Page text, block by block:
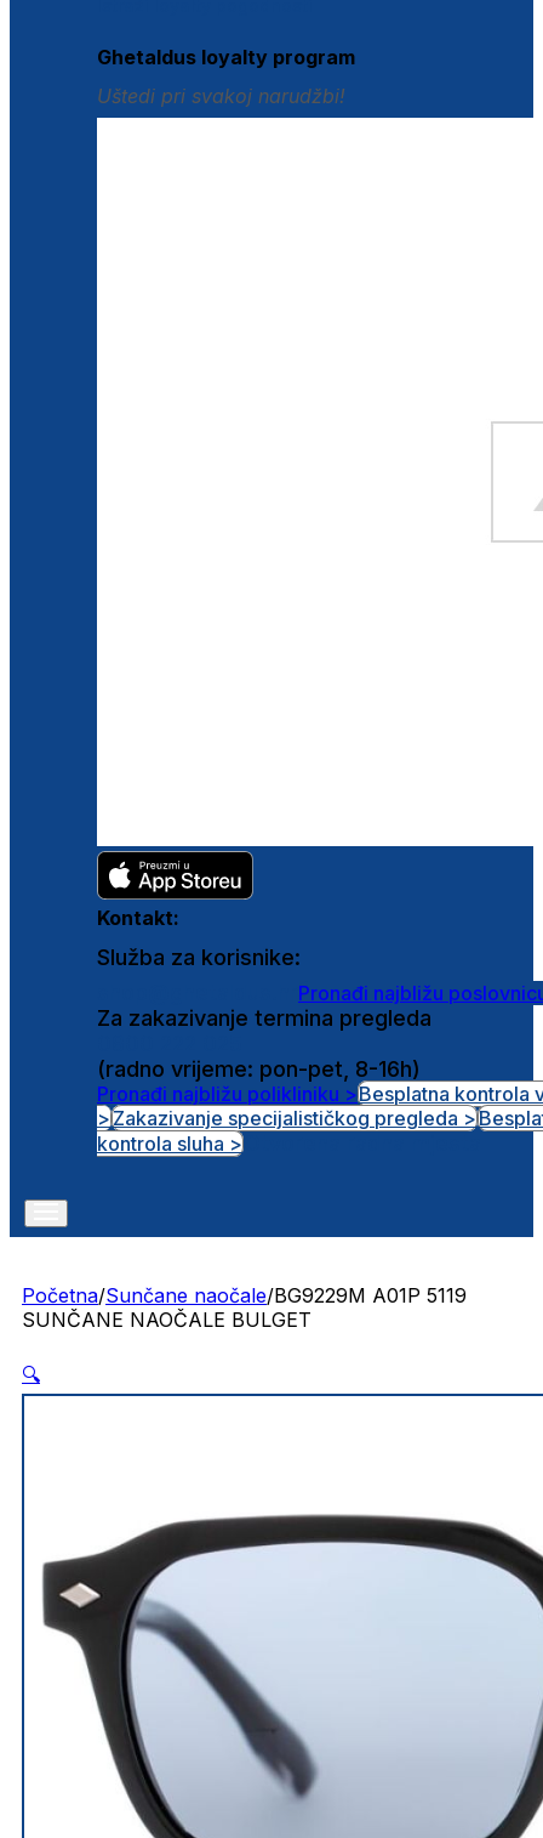
Ghetaldus loyalty program
Uštedi pri svakoj narudžbi!
Kontakt:
Služba za korisnike:
Pronađi najbližu
Za zakazivanje termina pregleda
(radno vrijeme: pon-pet, 8-16h)
Pronađi najbližu polikliniku >Besplatna kontrola
>Zakazivanje specijalističkog pregleda >
kontrola sluha >
Početna/Sunčane naočale/BG9229M A01P 5119
SUNČANE NAOČALE BULGET
🔍